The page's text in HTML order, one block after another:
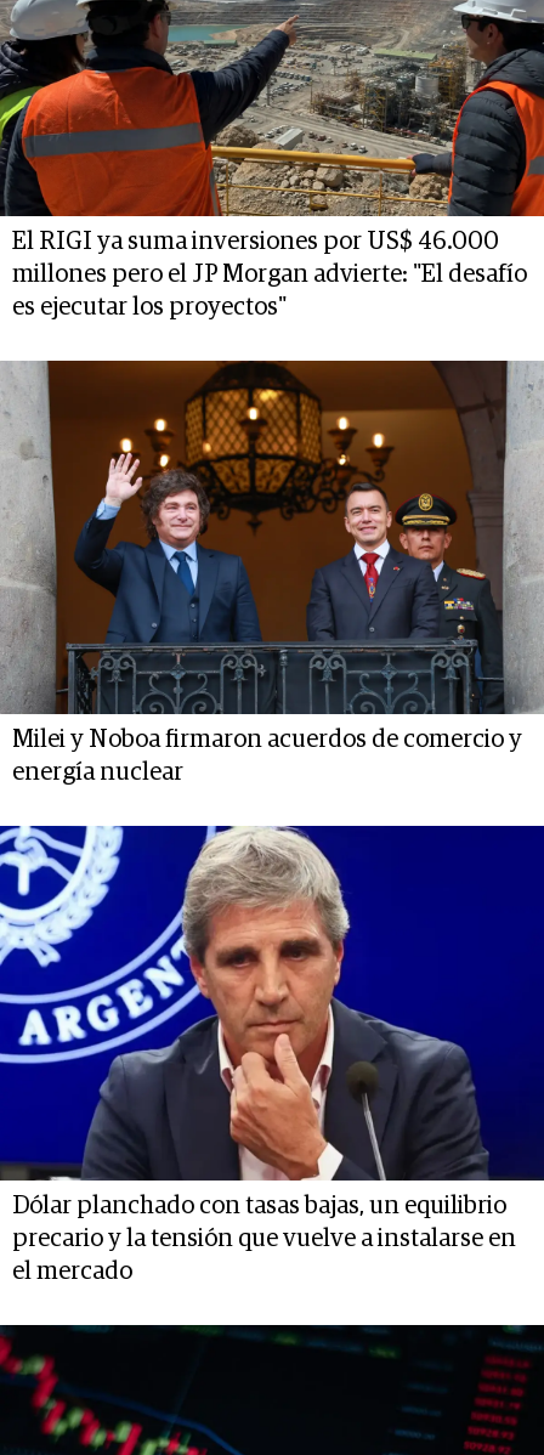
El RIGI ya suma inversiones por US$ 46.000
millones pero el JP Morgan advierte: "El desafío
es ejecutar los proyectos"
Milei y Noboa firmaron acuerdos de comercio y
energía nuclear
Dólar planchado con tasas bajas, un equilibrio
precario y la tensión que vuelve a instalarse en
el mercado